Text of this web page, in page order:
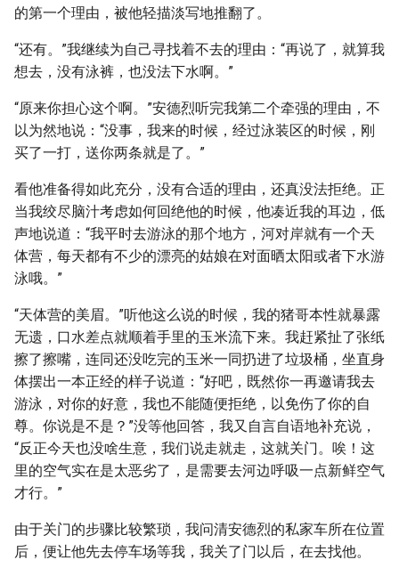
的第一个理由，被他轻描淡写地推翻了。
“还有。”我继续为自己寻找着不去的理由：“再说了，就算我
想去，没有泳裤，也没法下水啊。”
“原来你担心这个啊。”安德烈听完我第二个牵强的理由，不
以为然地说：“没事，我来的时候，经过泳装区的时候，刚
买了一打，送你两条就是了。”
看他准备得如此充分，没有合适的理由，还真没法拒绝。正
当我绞尽脑汁考虑如何回绝他的时候，他凑近我的耳边，低
声地说道：“我平时去游泳的那个地方，河对岸就有一个天
体营，每天都有不少的漂亮的姑娘在对面晒太阳或者下水游
泳哦。”
“天体营的美眉。”听他这么说的时候，我的猪哥本性就暴露
无遗，口水差点就顺着手里的玉米流下来。我赶紧扯了张纸
擦了擦嘴，连同还没吃完的玉米一同扔进了垃圾桶，坐直身
体摆出一本正经的样子说道：“好吧，既然你一再邀请我去
游泳，对你的好意，我也不能随便拒绝，以免伤了你的自
尊。你说是不是？”没等他回答，我又自言自语地补充说，
“反正今天也没啥生意，我们说走就走，这就关门。唉！这
里的空气实在是太恶劣了，是需要去河边呼吸一点新鲜空气
才行。”
由于关门的步骤比较繁琐，我问清安德烈的私家车所在位置
后，便让他先去停车场等我，我关了门以后，在去找他。